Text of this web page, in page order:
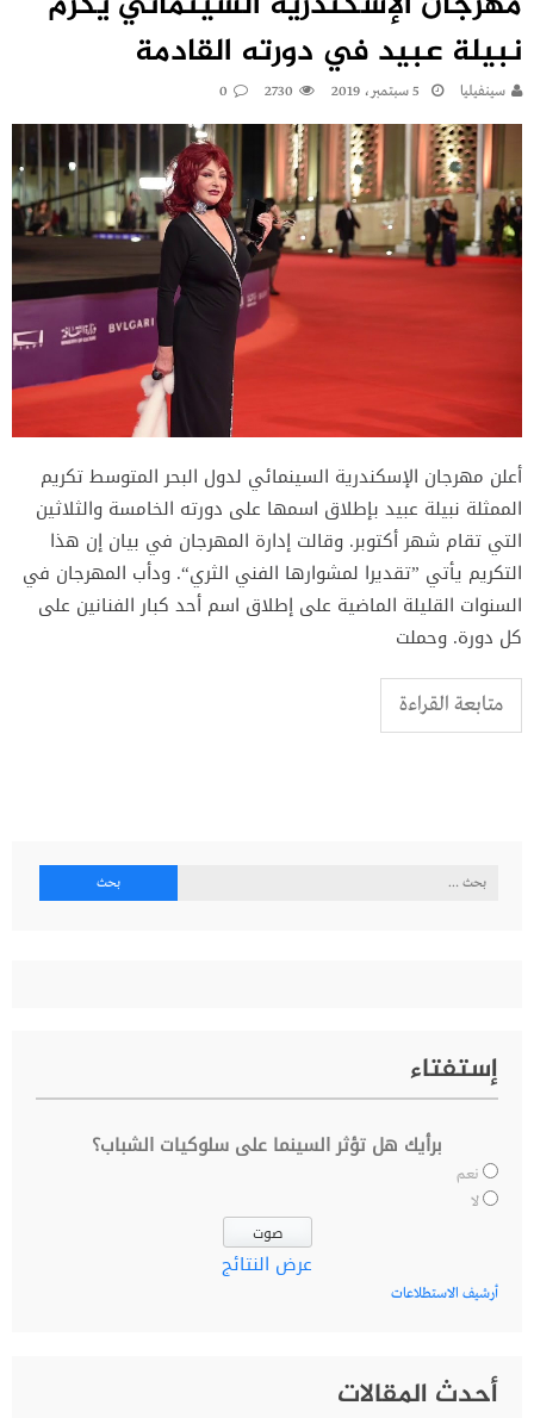
نبيلة عبيد في دورته القادمة
سينفيليا 5 سبتمبر، 2019 2730
0
أعلن مهرجان الإسكندرية السينمائي لدول البحر المتوسط تكريم
الممثلة نبيلة عبيد بإطلاق اسمها على دورته الخامسة والثلاثين
التي تقام شهر أكتوبر. وقالت إدارة المهرجان في بيان إن هذا
التكريم يأتي ”تقديرا لمشوارها الفني الثري“. ودأب المهرجان في
السنوات القليلة الماضية على إطلاق اسم أحد كبار الفنانين على
كل دورة. وحملت
متابعة القراءة
البحث
إستفتاء
برأيك هل تؤثر السينما على سلوكيات الشباب؟
نعم
لا
عرض النتائج
أرشيف الاستطلاعات
أحدث المقالات